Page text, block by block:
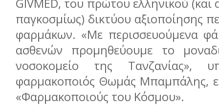
GIVMED, του πρώτου ελληνικού (και
παγκοσμίως) δικτύου αξιοποίησης
φαρμάκων. «Με περισσευούμενα
ασθενών προμηθεύουμε το
νοσοκομείο της Τανζανίας»,
φαρμακοποιός Θωμάς Μπαμπάλης,
«Φαρμακοποιούς του Κόσμου».